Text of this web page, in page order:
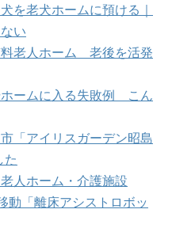
を老犬ホームに預ける｜
い
老人ホーム 老後を活発
ームに入る失敗例 こん
「アイリスガーデン昭島
た
人ホーム・介護施設
動「離床アシストロボッ